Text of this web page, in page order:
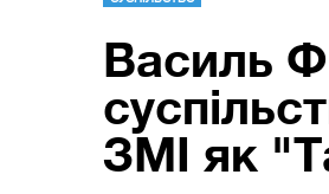
Василь
ЗМІ як